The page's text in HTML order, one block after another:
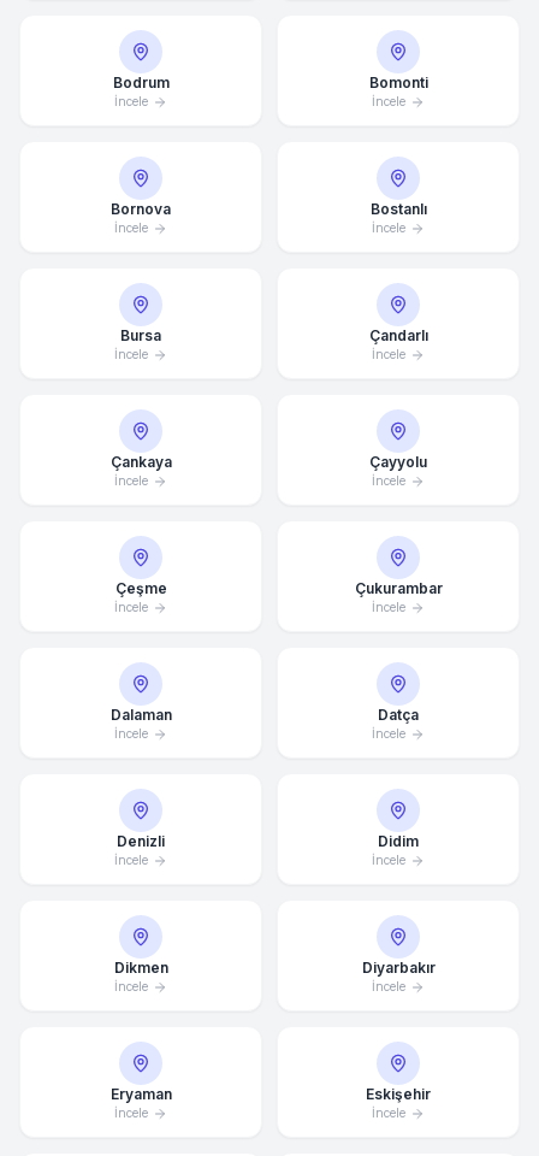
Bodrum
İncele
Bomonti
İncele
Bornova
İncele
Bostanlı
İncele
Bursa
İncele
Çandarlı
İncele
Çankaya
İncele
Çayyolu
İncele
Çeşme
İncele
Çukurambar
İncele
Dalaman
İncele
Datça
İncele
Denizli
İncele
Didim
İncele
Dikmen
İncele
Diyarbakır
İncele
Eryaman
İncele
Eskişehir
İncele